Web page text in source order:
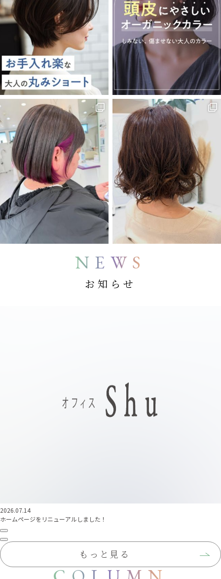
NEWS
お知らせ
2026.07.14
ホームページをリニューアルしました！
もっと見る